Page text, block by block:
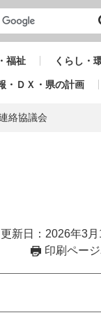
福祉 くらし・
・ＤＸ・県の計画
絡協議会
更新日：2026年3月
印刷ペー